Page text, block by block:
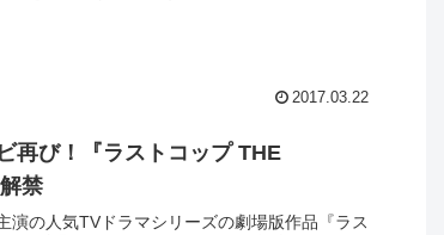
2017.03.22
再び！『ラストコップ THE
禁
演の人気TVドラマシリーズの劇場版作品『ラス